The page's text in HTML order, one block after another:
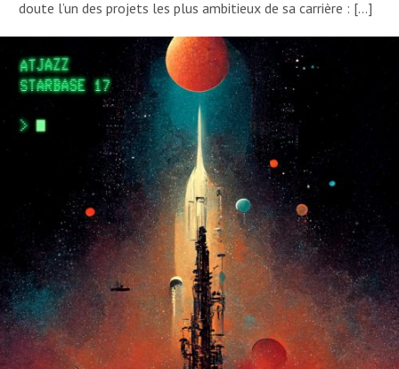
doute l’un des projets les plus ambitieux de sa carrière : […]